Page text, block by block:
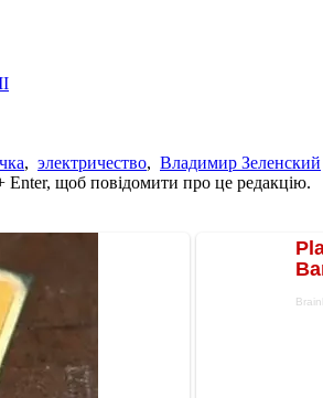
, электричество, Владимир Зеленский
Enter, щоб повідомити про це редакцію.